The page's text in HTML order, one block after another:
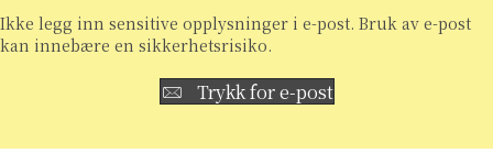
Ikke legg inn sensitive opplysninger i e-post. Bruk av e-post
kan innebære en sikkerhetsrisiko.
Trykk for e-post